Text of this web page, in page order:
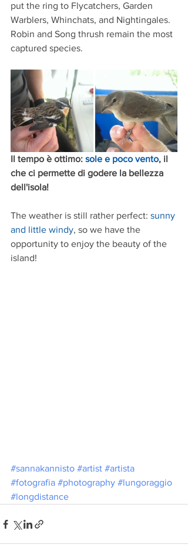
put the ring to Flycatchers, Garden
Warblers, Whinchats, and Nightingales.
Robin and Song thrush remain the most
captured species.
Il tempo è ottimo: sole e poco vento, il
che ci permette di godere la bellezza
dell'isola!
The weather is still rather perfect: sunny
and little windy, so we have the
opportunity to enjoy the beauty of the
island!
#sannakannisto #artist #artista
#fotografia #photography #lungoraggio
#longdistance